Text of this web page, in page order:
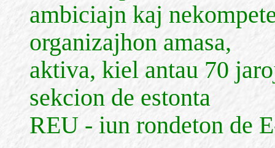
ambiciajn kaj
organizajhon amasa,
aktiva, kiel antau 70
sekcion de estonta
REU - iun rondeton de